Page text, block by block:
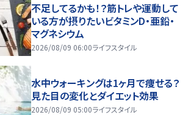
不足してるかも！？筋トレや運動して
いる方が摂りたいビタミンD・亜鉛・
マグネシウム
2026/08/09 06:00ライフスタイル
水中ウォーキングは1ヶ月で痩せる？
見た目の変化とダイエット効果
2026/08/09 05:00ライフスタイル